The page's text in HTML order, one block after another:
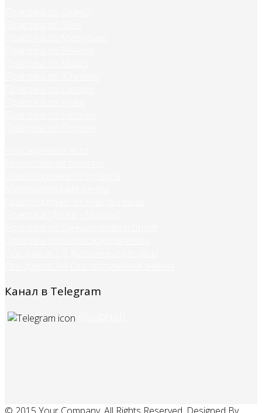
Канал в Telegram